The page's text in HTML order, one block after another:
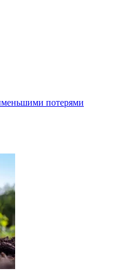
потерями